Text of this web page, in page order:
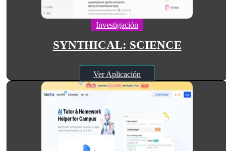
Investigación
SYNTHICAL: SCIENCE
Ver Aplicación